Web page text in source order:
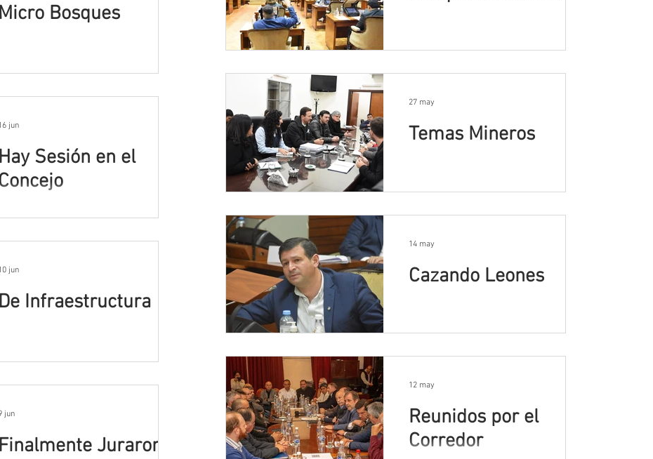
Micro Bosques
Hay Sesión en el
jun
De Infraestructura
jun
Finalmente Juraron
jun
Temas Mineros
27 may
Cazando Leones
14 may
Reunidos por el
Corredor
12 may